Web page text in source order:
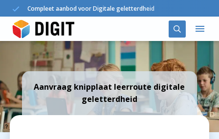
Compleet aanbod voor Digitale geletterdheid
Oplossingen
DIGIT in het onderwijs
Agenda
Aanvraag knipplaat leerroute digitale
geletterdheid